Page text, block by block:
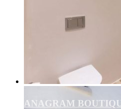
ANAGRAM